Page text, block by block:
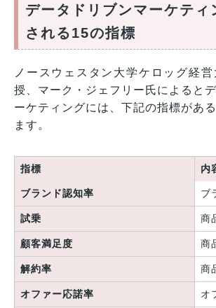
データドリブンマーケティ
される15の指標
ノースウェスタン大学ケロッグ経
授、マーク・ジェフリー氏によると
ーケティングには、下記の指標があ
ます。
指標 内
ブランド認知率 ブ
試乗 商
顧客満足度 商
解約率 商
オファー応諾率 オ